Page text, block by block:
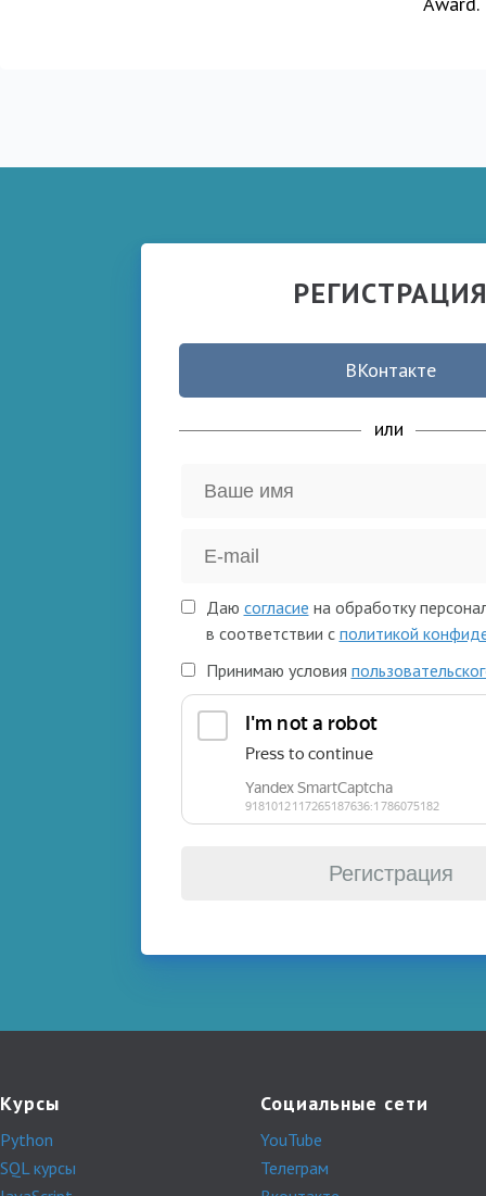
ВКонтакте
или
Даю согласие на обработку
в соответствии с политикой
Принимаю условия
Регистрация
Курсы
Python
SQL курсы
Социальные сети
YouTube
Телеграм